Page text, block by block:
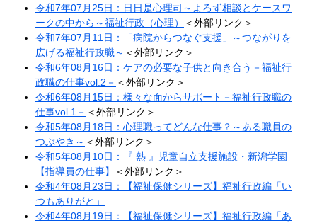
令和7年07月25日：日日是心理司～よろず相談とケースワ
ークの中から～福祉行政（心理）
＜外部リンク＞
令和7年07月11日：「病院からつなぐ支援」～つながりを
広げる福祉行政職～ ＜外部リンク＞
令和6年08月16日：ケアの必要な子供と向き合う－福祉行
政職の仕事vol.2－ ＜外部リンク＞
令和6年08月15日：様々な面からサポート－福祉行政職の
仕事vol.1－​ ＜外部リンク＞
令和5年08月18日：心理職ってどんな仕事？～ある職員の
つぶやき～ ＜外部リンク＞
令和5年08月10日：『 熱 』児童自立支援施設・新潟学園
【指導員の仕事】
＜外部リンク＞
令和4年08月23日：【福祉保健シリーズ】福祉行政編「い
つもありがと」
令和4年08月19日：【福祉保健シリーズ】福祉行政編「あ